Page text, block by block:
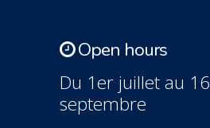
Open hours
Du 1er juillet au 16
septembre